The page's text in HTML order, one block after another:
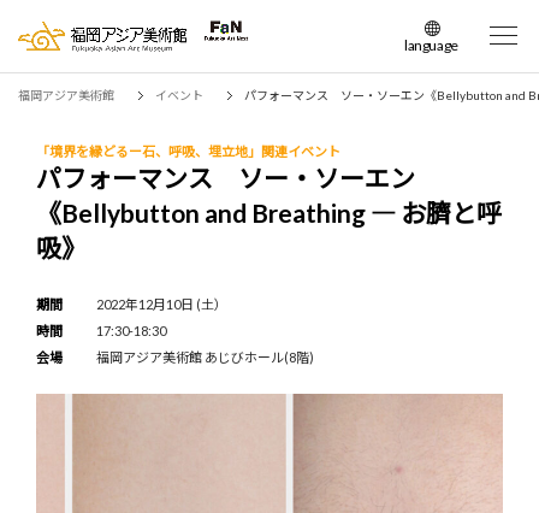
language
日本語
繁体中文
한국어
福岡アジア美術館 イベント パフォーマンス ソー・ソーエン《Bellybutton and
「境界を縁どるー石、呼吸、埋立地」関連イベント
パフォーマンス ソー・ソーエン
《Bellybutton and Breathing ― お臍と呼
吸》
期間
2022年12月10日 (土）
時間
17:30-18:30
会場
福岡アジア美術館 あじびホール(8階)